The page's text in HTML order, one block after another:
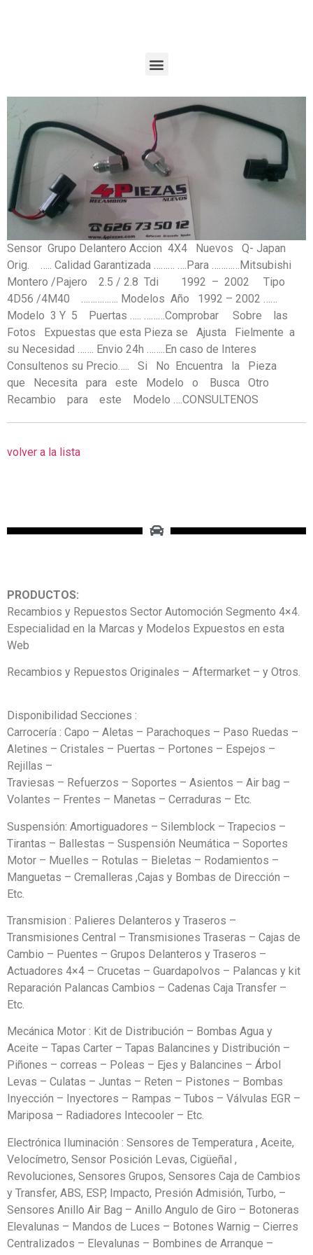
Sensor Grupo Delantero Accion 4X4 Nuevos Q- Japan
Orig. ….. Calidad Garantizada ……… ….Para …………Mitsubishi
Montero /Pajero 2.5 / 2.8 Tdi 1992 – 2002 Tipo
4D56 /4M40 ……………. Modelos Año 1992 – 2002 ……
Modelo 3 Y 5 Puertas ….. ………Comprobar Sobre las
Fotos Expuestas que esta Pieza se Ajusta Fielmente a
su Necesidad ……. Envio 24h ……..En caso de Interes
Consultenos su Precio….. Si No Encuentra la Pieza
que Necesita para este Modelo o Busca Otro
Recambio para este Modelo ….CONSULTENOS
volver a la lista
PRODUCTOS:
Recambios y Repuestos Sector Automoción Segmento 4×4.
Especialidad en la Marcas y Modelos Expuestos en esta
Web
Recambios y Repuestos Originales – Aftermarket – y Otros.
Disponibilidad Secciones :
Carrocería : Capo – Aletas – Parachoques – Paso Ruedas –
Aletines – Cristales – Puertas – Portones – Espejos –
Rejillas –
Traviesas – Refuerzos – Soportes – Asientos – Air bag –
Volantes – Frentes – Manetas – Cerraduras – Etc.
Suspensión: Amortiguadores – Silemblock – Trapecios –
Tirantas – Ballestas – Suspensión Neumática – Soportes
Motor – Muelles – Rotulas – Bieletas – Rodamientos –
Manguetas – Cremalleras ,Cajas y Bombas de Dirección –
Etc.
Transmision : Palieres Delanteros y Traseros –
Transmisiones Central – Transmisiones Traseras – Cajas de
Cambio – Puentes – Grupos Delanteros y Traseros –
Actuadores 4×4 – Crucetas – Guardapolvos – Palancas y kit
Reparación Palancas Cambios – Cadenas Caja Transfer –
Etc.
Mecánica Motor : Kit de Distribución – Bombas Agua y
Aceite – Tapas Carter – Tapas Balancines y Distribución –
Piñones – correas – Poleas – Ejes y Balancines – Árbol
Levas – Culatas – Juntas – Reten – Pistones – Bombas
Inyección – Inyectores – Rampas – Tubos – Válvulas EGR –
Mariposa – Radiadores Intecooler – Etc.
Electrónica Iluminación : Sensores de Temperatura , Aceite,
Velocímetro, Sensor Posición Levas, Cigüeñal ,
Revoluciones, Sensores Grupos, Sensores Caja de Cambios
y Transfer, ABS, ESP, Impacto, Presión Admisión, Turbo, –
Sensores Anillo Air Bag – Anillo Angulo de Giro – Botoneras
Elevalunas – Mandos de Luces – Botones Warnig – Cierres
Centralizados – Elevalunas – Bombines de Arranque –